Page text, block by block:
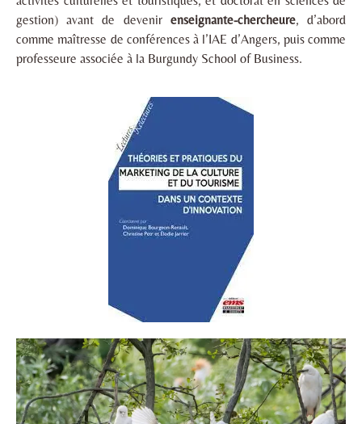
gestion) avant de devenir enseignante-chercheure, d’abord
comme maîtresse de conférences à l’IAE d’Angers, puis comme
professeure associée à la Burgundy School of Business.